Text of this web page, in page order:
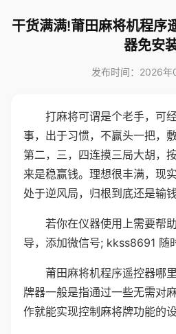
干货满满!莆田麻将机程序
器免安
发布时间：2026
打麻将可谓是个老手，可
事，出于习惯，不赢头一把，
第二，三，四连摸三局大胡，
来是稳赢钱。理想很丰满，现
处于逆风局，归根到底还是输钱
若你在仪器使用上需要帮
导，添加微信号; kkss8691 随
莆田麻将机程序遥控器哪
牌器一般是指通过一些无需对
作就能实现控制麻将牌功能的设